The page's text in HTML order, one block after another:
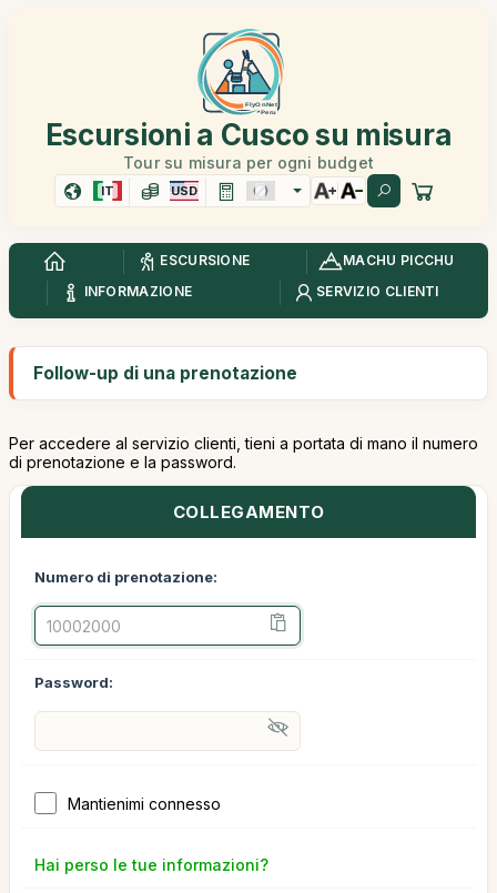
Escursioni a Cusco su misura
Tour su misura per ogni budget
IT USD
ESCURSIONE
MACHU PICCHU
INFORMAZIONE
SERVIZIO CLIENTI
Follow-up di una prenotazione
Per accedere al servizio clienti, tieni a portata di mano il numero
di prenotazione e la password.
COLLEGAMENTO
Numero di prenotazione:
Password:
Mantienimi connesso
Hai perso le tue informazioni?